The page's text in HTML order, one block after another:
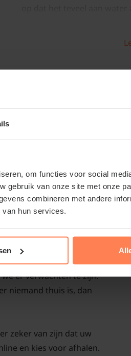
om functies voor social
gebruik van onze site met onze
combineren met andere
hun services.
Ilex aquifolium
en eventueel voor
de webshop is er ook
Tuinplantenwinkel.nl
Daarnaast geven we
40 cm is daarom
uw adres, krijgt u een
aangegeven adres.
er verwachten te zijn.
niemand thuis is, dan
zeker van zijn dat uw
en kies voor afhalen.